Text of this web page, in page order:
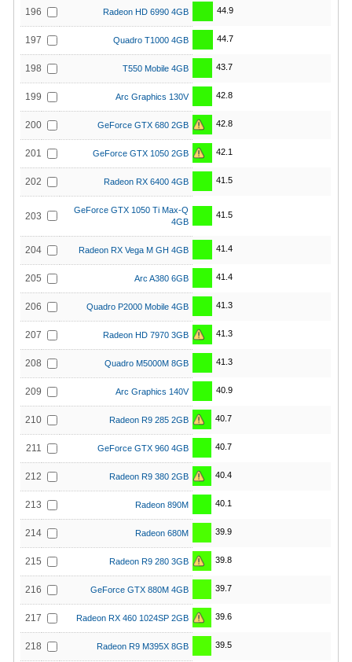
196 Radeon HD 6990 4GB 44.9
197 Quadro T1000 4GB 44.7
198 T550 Mobile 4GB 43.7
199 Arc Graphics 130V 42.8
200 GeForce GTX 680 2GB 42.8
201 GeForce GTX 1050 2GB 42.1
202 Radeon RX 6400 4GB 41.5
203
GeForce GTX 1050 Ti Max-Q
4GB
41.5
204 Radeon RX Vega M GH 4GB 41.4
205 Arc A380 6GB 41.4
206 Quadro P2000 Mobile 4GB 41.3
207 Radeon HD 7970 3GB 41.3
208 Quadro M5000M 8GB 41.3
209 Arc Graphics 140V 40.9
210 Radeon R9 285 2GB 40.7
211 GeForce GTX 960 4GB 40.7
212 Radeon R9 380 2GB 40.4
213 Radeon 890M 40.1
214 Radeon 680M 39.9
215 Radeon R9 280 3GB 39.8
216 GeForce GTX 880M 4GB 39.7
217 Radeon RX 460 1024SP 2GB 39.6
218 Radeon R9 M395X 8GB 39.5